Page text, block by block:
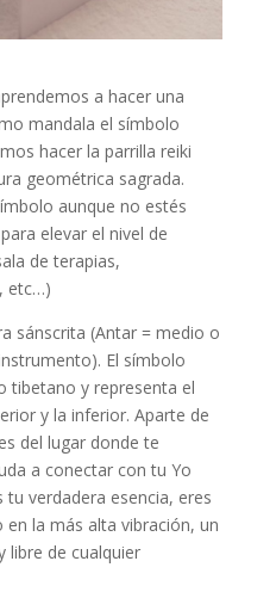
a hacer una
mandala el símbolo
hacer la parrilla reiki
geométrica sagrada.
aunque no estés
elevar el nivel de
de terapias,
etc…)
sánscrita (Antar = medio o
El símbolo
tibetano y representa el
y la inferior. Aparte de
del lugar donde te
a conectar con tu Yo
tu verdadera esencia, eres
la más alta vibración, un
libre de cualquier